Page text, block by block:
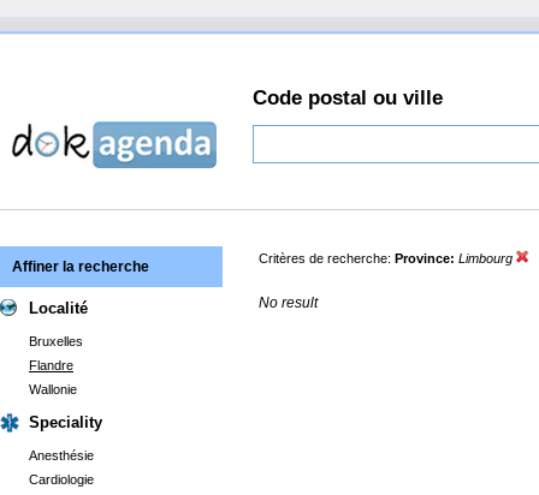
Code postal ou ville
Affiner la recherche
Localité
Bruxelles
Flandre
Wallonie
Speciality
Anesthésie
Cardiologie
Critères de recherche: Province: Limbourg
No result